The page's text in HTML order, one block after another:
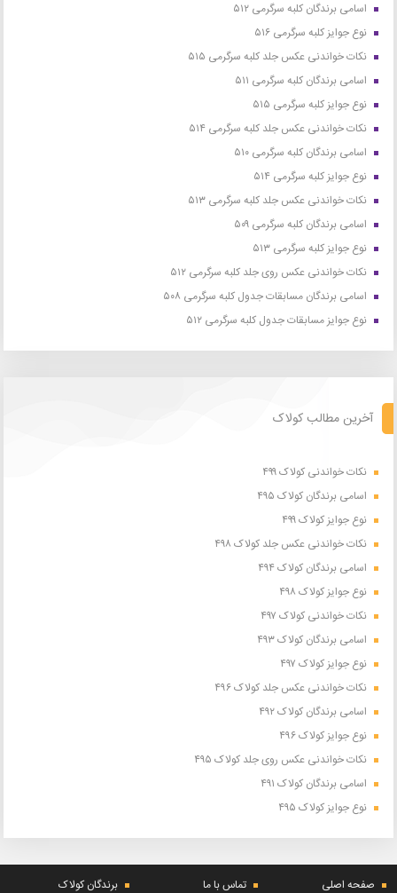
اسامی برندگان کلبه سرگرمی ۵۱۲
نوع جوایز کلبه سرگرمی ۵۱۶
نکات خواندنی عکس جلد کلبه سرگرمی ۵۱۵
اسامی برندگان کلبه سرگرمی ۵۱۱
نوع جوایز کلبه سرگرمی ۵۱۵
نکات خواندنی عکس جلد کلبه سرگرمی ۵۱۴
اسامی برندگان کلبه سرگرمی ۵۱۰
نوع جوایز کلبه سرگرمی ۵۱۴
نکات خواندنی عکس جلد کلبه سرگرمی ۵۱۳
اسامی برندگان کلبه سرگرمی ۵۰۹
نوع جوایز کلبه سرگرمی ۵۱۳
نکات خواندنی عکس روی جلد کلبه سرگرمی ۵۱۲
اسامی برندگان مسابقات جدول کلبه سرگرمی ۵۰۸
نوع جوایز مسابقات جدول کلبه سرگرمی ۵۱۲
آخرین مطالب کولاک
نکات خواندنی کولاک ۴۹۹
اسامی برندگان کولاک ۴۹۵
نوع جوایز کولاک ۴۹۹
نکات خواندنی عکس جلد کولاک ۴۹۸
اسامی برندگان کولاک ۴۹۴
نوع جوایز کولاک ۴۹۸
نکات خواندنی کولاک ۴۹۷
اسامی برندگان کولاک ۴۹۳
نوع جوایز کولاک ۴۹۷
نکات خواندنی عکس جلد کولاک ۴۹۶
اسامی برندگان کولاک ۴۹۲
نوع جوایز کولاک ۴۹۶
نکات خواندنی عکس روی جلد کولاک ۴۹۵
اسامی برندگان کولاک ۴۹۱
نوع جوایز کولاک ۴۹۵
صفحه اصلی تماس با ما برندگان کولاک